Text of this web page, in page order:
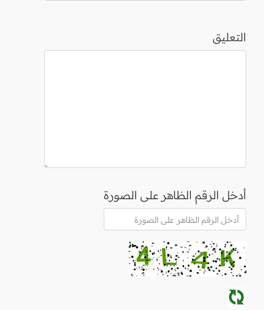
التعليق
أدخل الرقم الظاهر على الصورة